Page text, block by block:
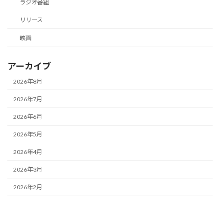
ラジオ番組
リリース
映画
アーカイブ
2026年8月
2026年7月
2026年6月
2026年5月
2026年4月
2026年3月
2026年2月